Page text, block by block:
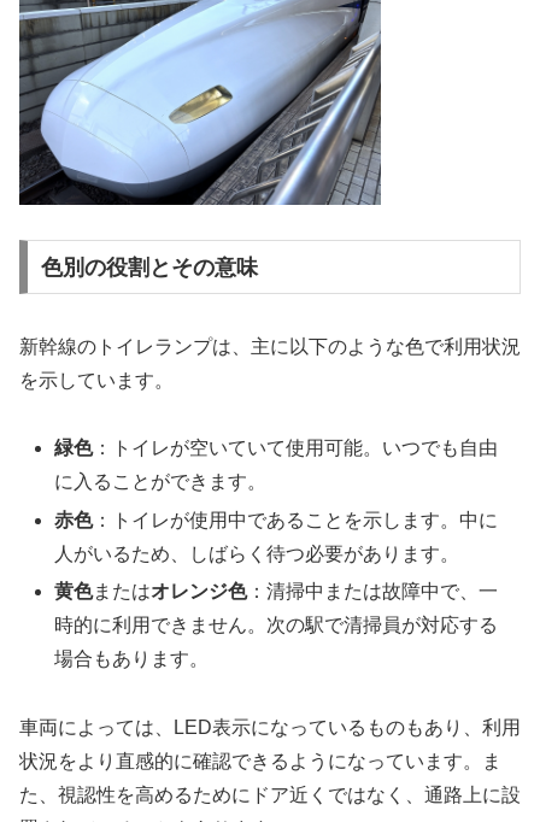
色別の役割とその意味
新幹線のトイレランプは、主に以下のような色で利用状況
を示しています。
緑色：トイレが空いていて使用可能。いつでも自由
に入ることができます。
赤色：トイレが使用中であることを示します。中に
人がいるため、しばらく待つ必要があります。
黄色またはオレンジ色：清掃中または故障中で、一
時的に利用できません。次の駅で清掃員が対応する
場合もあります。
車両によっては、LED表示になっているものもあり、利用
状況をより直感的に確認できるようになっています。ま
た、視認性を高めるためにドア近くではなく、通路上に設